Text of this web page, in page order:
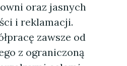
oraz jasnych
i reklamacji.
zawsze od
z ograniczoną